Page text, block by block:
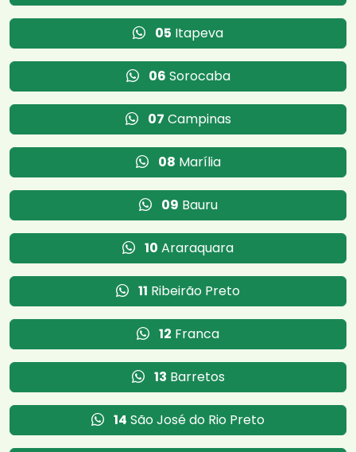
05 Itapeva
06 Sorocaba
07 Campinas
08 Marília
09 Bauru
10 Araraquara
11 Ribeirão Preto
12 Franca
13 Barretos
14 São José do Rio Preto